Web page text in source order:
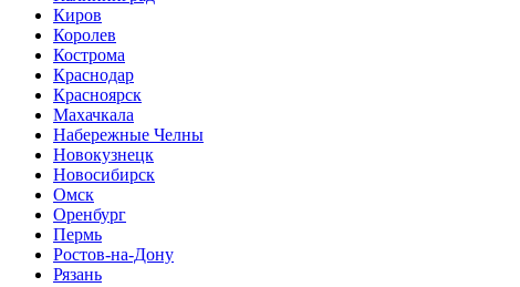
Киров
Королев
Кострома
Краснодар
Красноярск
Махачкала
Набережные Челны
Новокузнецк
Новосибирск
Омск
Оренбург
Пермь
Ростов-на-Дону
Рязань